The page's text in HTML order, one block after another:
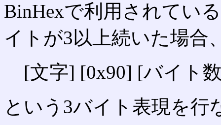
BinHexで利用されてい
イトが3以上続いた場合
[文字] [0x90] [バイト
という3バイト表現を行